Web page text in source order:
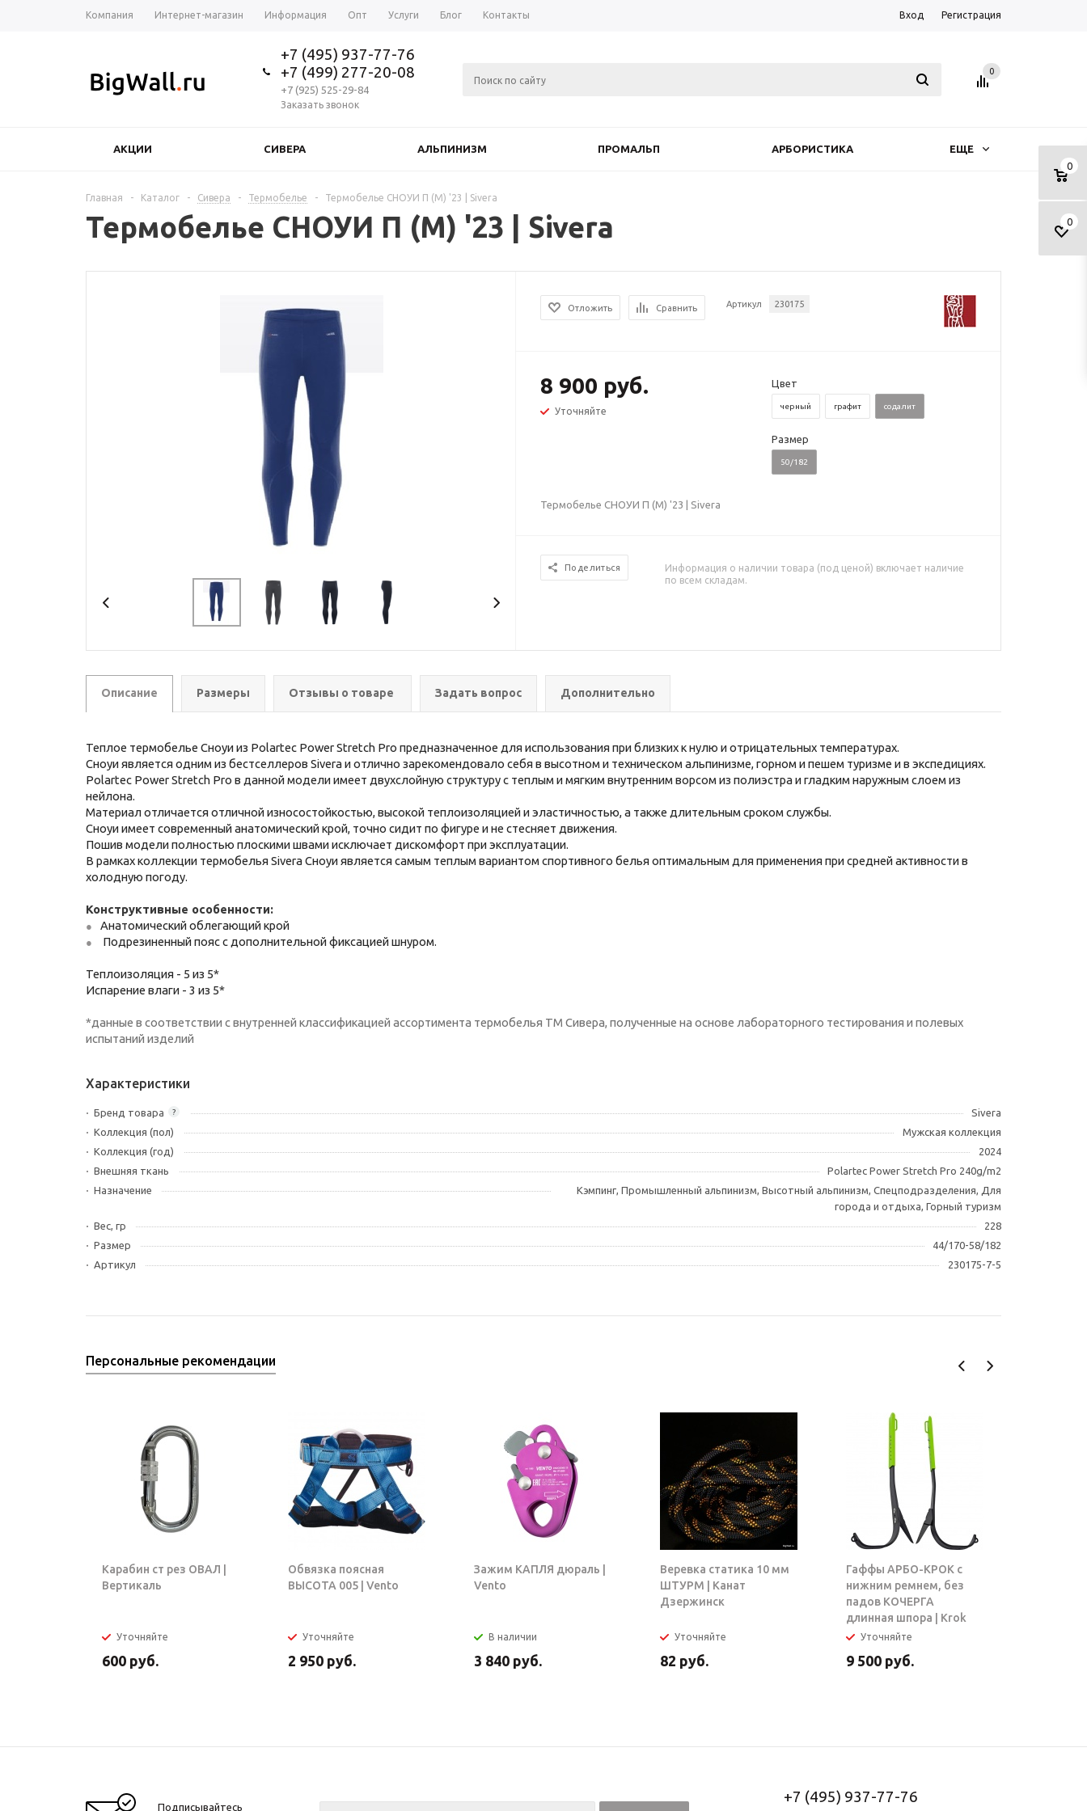
Компания Интернет-магазин Информация Опт Услуги Блог Контакты Вход Регистрация
+7 (495) 937-77-76
+7 (499) 277-20-08
+7 (925) 525-29-84
Заказать звонок
0
0
0
АКЦИИ СИВЕРА АЛЬПИНИЗМ ПРОМАЛЬП АРБОРИСТИКА ЕЩЕ
Главная - Каталог - Сивера - Термобелье - Термобелье СНОУИ П (М) '23 | Sivera
Термобелье СНОУИ П (М) '23 | Sivera
Отложить Сравнить Артикул 230175
8 900 руб.
Уточняйте
Цвет
черный графит содалит
Размер
50/182
Термобелье СНОУИ П (М) '23 | Sivera
Поделиться
Информация о наличии товара (под ценой) включает наличие
по всем складам.
Описание Размеры Отзывы о товаре Задать вопрос Дополнительно
Теплое термобелье Сноуи из Polartec Power Stretch Pro предназначенное для использования при близких к нулю и отрицательных температурах.
Сноуи является одним из бестселлеров Sivera и отлично зарекомендовало себя в высотном и техническом альпинизме, горном и пешем туризме и в экспедициях.
Polartec Power Stretch Pro в данной модели имеет двухслойную структуру с теплым и мягким внутренним ворсом из полиэстра и гладким наружным слоем из
нейлона.
Материал отличается отличной износостойкостью, высокой теплоизоляцией и эластичностью, а также длительным сроком службы.
Сноуи имеет современный анатомический крой, точно сидит по фигуре и не стесняет движения.
Пошив модели полностью плоскими швами исключает дискомфорт при эксплуатации.
В рамках коллекции термобелья Sivera Сноуи является самым теплым вариантом спортивного белья оптимальным для применения при средней активности в
холодную погоду.
Конструктивные особенности:
Анатомический облегающий крой
Подрезиненный пояс с дополнительной фиксацией шнуром.
Теплоизоляция - 5 из 5*
Испарение влаги - 3 из 5*
*данные в соответствии с внутренней классификацией ассортимента термобелья ТМ Сивера, полученные на основе лабораторного тестирования и полевых
испытаний изделий
Характеристики
?
Бренд товара
Sivera
Коллекция (пол)
Мужская коллекция
Коллекция (год)
2024
Внешняя ткань
Polartec Power Stretch Pro 240g/m2
Назначение
Кэмпинг, Промышленный альпинизм, Высотный альпинизм, Спецподразделения, Для
города и отдыха, Горный туризм
Вес, гр
228
Размер
44/170-58/182
Артикул
230175-7-5
Персональные рекомендации
Карабин ст рез ОВАЛ |
Вертикаль
Уточняйте
600 руб.
Обвязка поясная
ВЫСОТА 005 | Vento
Уточняйте
2 950 руб.
Зажим КАПЛЯ дюраль |
Vento
В наличии
3 840 руб.
Веревка статика 10 мм
ШТУРМ | Канат
Дзержинск
Уточняйте
82 руб.
Гаффы АРБО-КРОК с
нижним ремнем, без
падов КОЧЕРГА
длинная шпора | Krok
Уточняйте
9 500 руб.
Подписывайтесь
+7 (495) 937-77-76